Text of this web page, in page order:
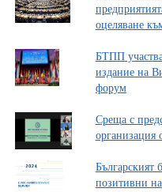
оцеляване
БТПП
издание на
форум
Среща с
организация
Българският
позитивни